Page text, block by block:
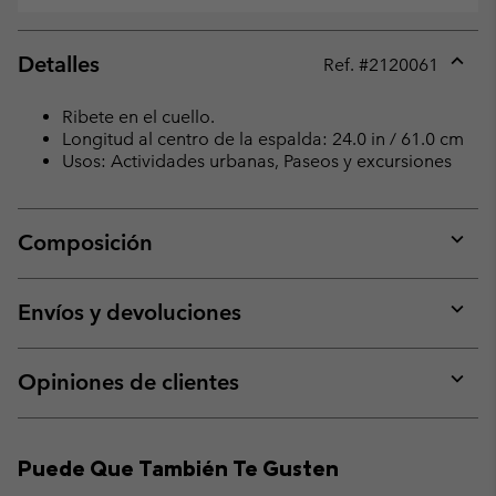
Detalles Ref. #2120061
Ribete en el cuello.
Longitud al centro de la espalda: 24.0 in / 61.0 cm
Usos: Actividades urbanas, Paseos y excursiones
Composición
or
Envíos y devoluciones
or
Opiniones de clientes
or
Puede Que También Te Gusten